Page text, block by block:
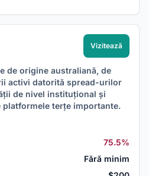
Vizitează
de origine australiană, de
activi datorită spread-urilor
de nivel instituțional și
terțe importante.
75.5%
Fără minim